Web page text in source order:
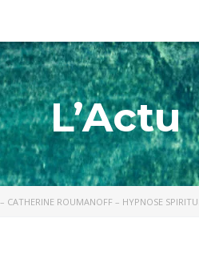
L’Actu
CATHERINE ROUMANOFF – HYPNOSE